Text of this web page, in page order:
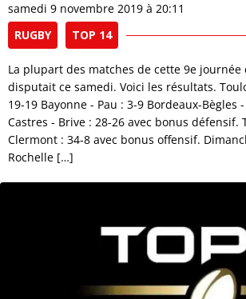
samedi 9 novembre 2019 à 20:11
RUGBY
TOP 14
La plupart des matches de cette 9e journée
disputait ce samedi. Voici les résultats.
19-19 Bayonne - Pau : 3-9 Bordeaux-Bègles
Castres - Brive : 28-26 avec bonus défensif.
Clermont : 34-8 avec bonus offensif.
Rochelle […]